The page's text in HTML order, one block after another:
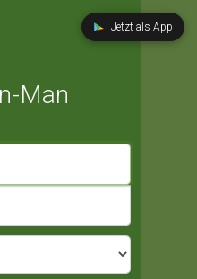
Jetzt als App
Man